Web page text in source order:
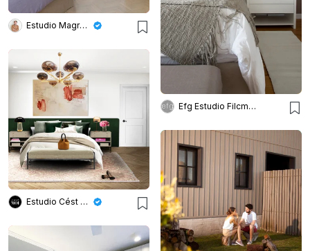
Estudio Magrane
Efg Estudio Filcman Gurfinkiel
Estudio Cést Moi